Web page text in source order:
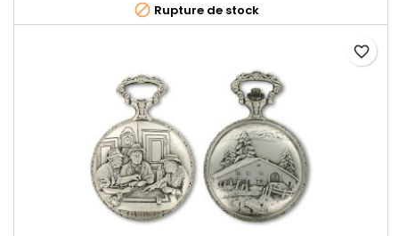
 Rupture de stock
favorite_border